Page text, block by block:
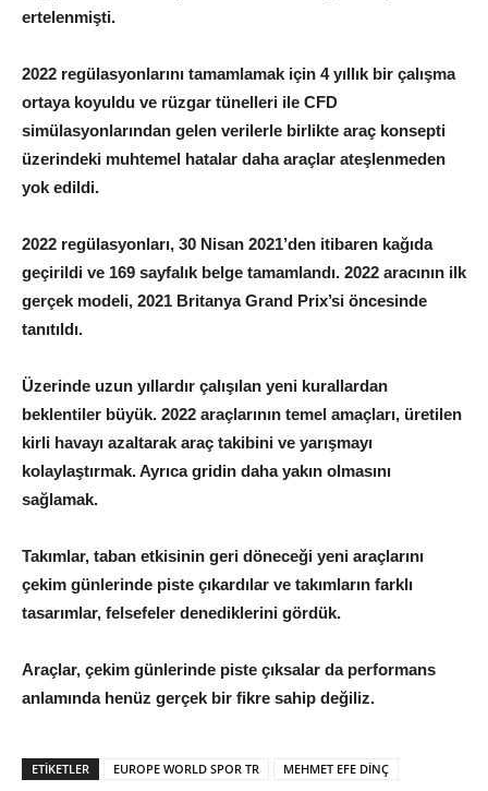
ertelenmişti.
2022 regülasyonlarını tamamlamak için 4 yıllık bir çalışma
ortaya koyuldu ve rüzgar tünelleri ile CFD
simülasyonlarından gelen verilerle birlikte araç konsepti
üzerindeki muhtemel hatalar daha araçlar ateşlenmeden
yok edildi.
2022 regülasyonları, 30 Nisan 2021’den itibaren kağıda
geçirildi ve 169 sayfalık belge tamamlandı. 2022 aracının ilk
gerçek modeli, 2021 Britanya Grand Prix’si öncesinde
tanıtıldı.
Üzerinde uzun yıllardır çalışılan yeni kurallardan
beklentiler büyük. 2022 araçlarının temel amaçları, üretilen
kirli havayı azaltarak araç takibini ve yarışmayı
kolaylaştırmak. Ayrıca gridin daha yakın olmasını
sağlamak.
Takımlar, taban etkisinin geri döneceği yeni araçlarını
çekim günlerinde piste çıkardılar ve takımların farklı
tasarımlar, felsefeler denediklerini gördük.
Araçlar, çekim günlerinde piste çıksalar da performans
anlamında henüz gerçek bir fikre sahip değiliz.
ETIKETLER EUROPE WORLD SPOR TR MEHMET EFE DİNÇ